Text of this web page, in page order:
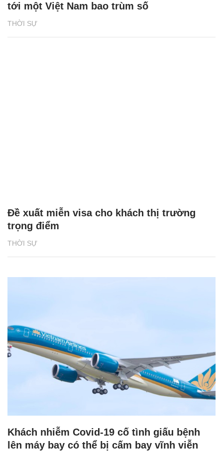
THỜI SỰ
tới một Việt Nam bao trùm số
THỜI SỰ
Đề xuất miễn visa cho khách thị trường
trọng điểm
Khách nhiễm Covid-19 cố tình giấu bệnh
lên máy bay có thể bị cấm bay vĩnh viễn